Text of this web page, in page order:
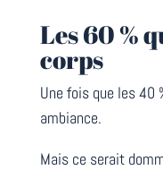
Les 60 %
corps
Une fois que les 40
ambiance.
Mais ce serait